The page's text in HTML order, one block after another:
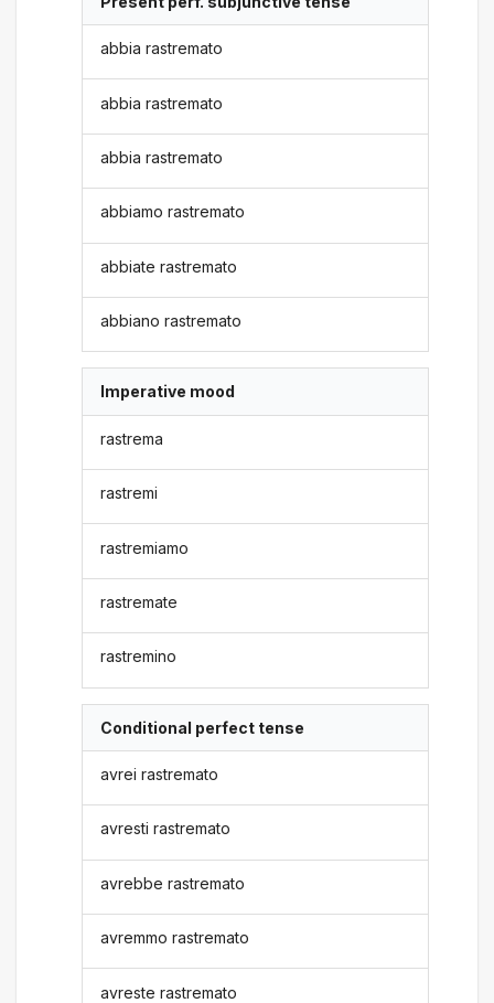
abbia rastremato
abbia rastremato
abbia rastremato
abbiamo rastremato
abbiate rastremato
abbiano rastremato
Imperative mood
rastrema
rastremi
rastremiamo
rastremate
rastremino
Conditional perfect tense
avrei rastremato
avresti rastremato
avrebbe rastremato
avremmo rastremato
avreste rastremato